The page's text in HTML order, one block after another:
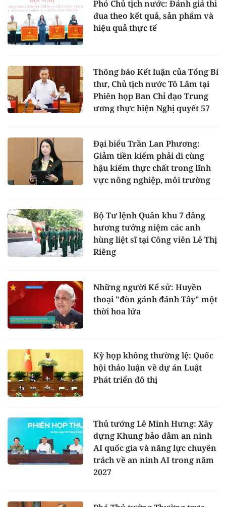
Phó Chủ tịch nước: Đánh giá thi
đua theo kết quả, sản phẩm và
hiệu quả thực tế
Thông báo Kết luận của Tổng Bí
thư, Chủ tịch nước Tô Lâm tại
Phiên họp Ban Chỉ đạo Trung
ương thực hiện Nghị quyết 57
Đại biểu Trần Lan Phương:
Giảm tiền kiểm phải đi cùng
hậu kiểm thực chất trong lĩnh
vực nông nghiệp, môi trường
Bộ Tư lệnh Quân khu 7 dâng
hương tưởng niệm các anh
hùng liệt sĩ tại Công viên Lê Thị
Riêng
Những người Kể sử: Huyền
thoại "đòn gánh đánh Tây" một
thời hoa lửa
Kỳ họp không thường lệ: Quốc
hội thảo luận về dự án Luật
Phát triển đô thị
Thủ tướng Lê Minh Hưng: Xây
dựng Khung bảo đảm an ninh
AI quốc gia và năng lực chuyên
trách về an ninh AI trong năm
2027